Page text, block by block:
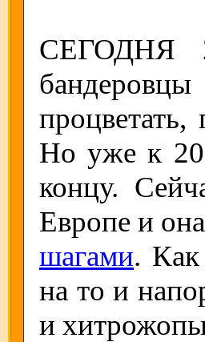
СЕГОДНЯ
Но уже к
концу.
Европе и
шагами. Как
на то и
и